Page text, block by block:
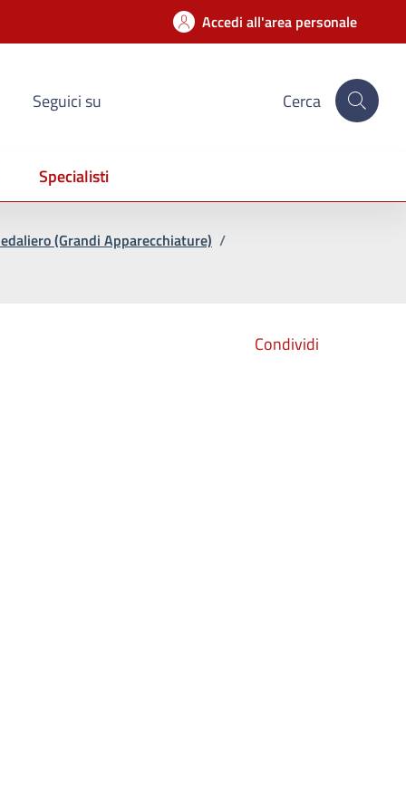
Accedi all'area personale
Seguici su Cerca
Specialisti
(Grandi Apparecchiature) /
Condividi